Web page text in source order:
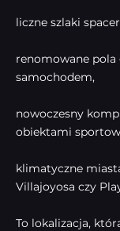
liczne szlaki
renomowane
samochodem,
nowoczesny
obiektami
klimatyczne
Villajoyosa czy
To lokalizacja,